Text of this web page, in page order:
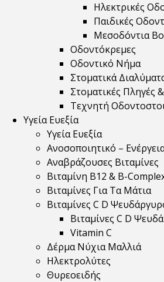
Ηλεκτρικές
Παιδικές
Μεσοδόντια
Οδοντόκρεμες
Οδοντικό Νήμα
Στοματικά
Στοματικές Πληγές
Τεχνητή
Υγεία Ευεξία
Υγεία Ευεξία
Ανοσοποιητικό –
Αναβράζουσες Βιταμίνες
Βιταμίνη B12 & Β-
Βιταμίνες Για Τα Μάτια
Βιταμίνες C D
Βιταμίνες C D
Vitamin C
Δέρμα Νύχια Μαλλιά
Ηλεκτρολύτες
Θυρεοειδής